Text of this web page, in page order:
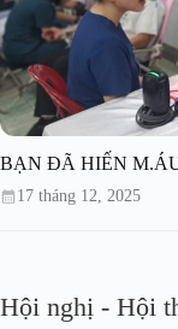
BẠN ĐÃ HIẾN
17 tháng 12, 2025
Hội nghị - Hội